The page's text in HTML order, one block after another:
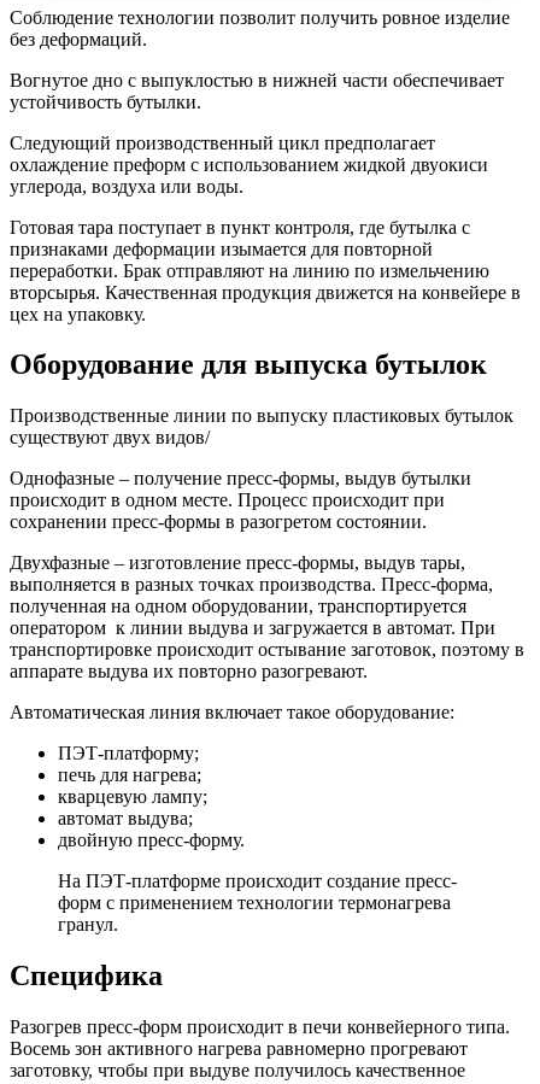
Соблюдение технологии позволит получить ровное изделие
без деформаций.
Вогнутое дно с выпуклостью в нижней части обеспечивает
устойчивость бутылки.
Следующий производственный цикл предполагает
охлаждение преформ с использованием жидкой двуокиси
углерода, воздуха или воды.
Готовая тара поступает в пункт контроля, где бутылка с
признаками деформации изымается для повторной
переработки. Брак отправляют на линию по измельчению
вторсырья. Качественная продукция движется на конвейере в
цех на упаковку.
Оборудование для выпуска бутылок
Производственные линии по выпуску пластиковых бутылок
существуют двух видов/
Однофазные – получение пресс-формы, выдув бутылки
происходит в одном месте. Процесс происходит при
сохранении пресс-формы в разогретом состоянии.
Двухфазные – изготовление пресс-формы, выдув тары,
выполняется в разных точках производства. Пресс-форма,
полученная на одном оборудовании, транспортируется
оператором к линии выдува и загружается в автомат. При
транспортировке происходит остывание заготовок, поэтому в
аппарате выдува их повторно разогревают.
Автоматическая линия включает такое оборудование:
ПЭТ-платформу;
печь для нагрева;
кварцевую лампу;
автомат выдува;
двойную пресс-форму.
На ПЭТ-платформе происходит создание пресс-
форм с применением технологии термонагрева
гранул.
Специфика
Разогрев пресс-форм происходит в печи конвейерного типа.
Восемь зон активного нагрева равномерно прогревают
заготовку, чтобы при выдуве получилось качественное